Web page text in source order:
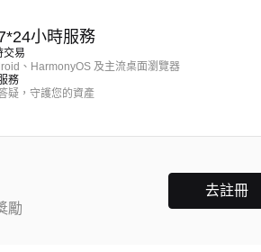
小時服務
交易
、HarmonyOS 及主流桌面瀏覽器
務
疑，守護您的資產
勵
去註冊